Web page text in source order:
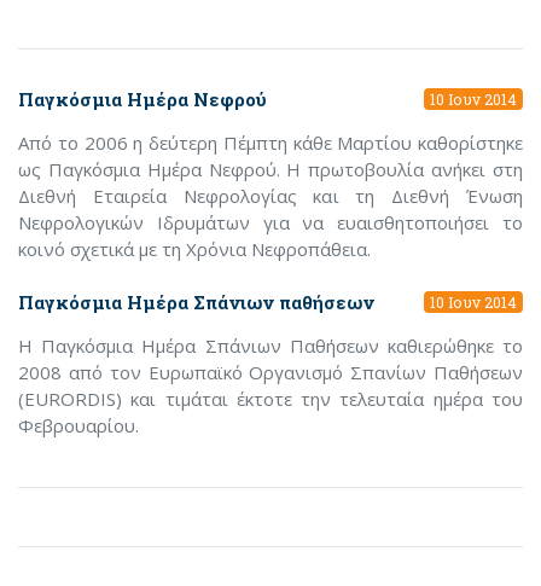
Παγκόσμια Ημέρα Νεφρού 10 Ιουν 2014
Από το 2006 η δεύτερη Πέμπτη κάθε Μαρτίου καθορίστηκε
ως Παγκόσμια Ημέρα Νεφρού. Η πρωτοβουλία ανήκει στη
Διεθνή Εταιρεία Νεφρολογίας και τη Διεθνή Ένωση
Νεφρολογικών Ιδρυμάτων για να ευαισθητοποιήσει το
κοινό σχετικά με τη Χρόνια Νεφροπάθεια.
Παγκόσμια Ημέρα Σπάνιων παθήσεων 10 Ιουν 2014
Η Παγκόσμια Ημέρα Σπάνιων Παθήσεων καθιερώθηκε το
2008 από τον Ευρωπαϊκό Οργανισμό Σπανίων Παθήσεων
(EURORDIS) και τιμάται έκτοτε την τελευταία ημέρα του
Φεβρουαρίου.